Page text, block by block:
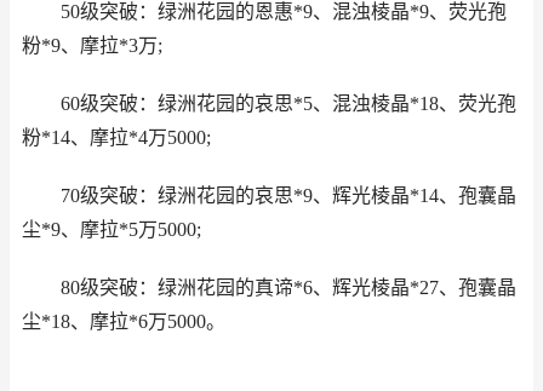
50级突破：绿洲花园的恩惠*9、混浊棱晶*9、荧光孢
粉*9、摩拉*3万;
60级突破：绿洲花园的哀思*5、混浊棱晶*18、荧光孢
粉*14、摩拉*4万5000;
70级突破：绿洲花园的哀思*9、辉光棱晶*14、孢囊晶
尘*9、摩拉*5万5000;
80级突破：绿洲花园的真谛*6、辉光棱晶*27、孢囊晶
尘*18、摩拉*6万5000。